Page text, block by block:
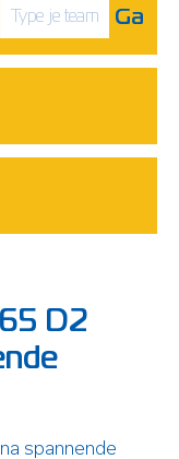
Ga
D2
spannende